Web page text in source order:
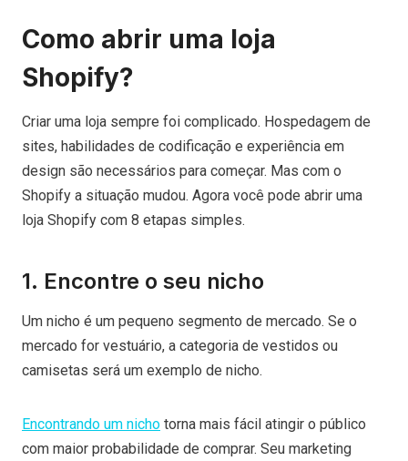
Como abrir uma loja
Shopify?
Criar uma loja sempre foi complicado. Hospedagem de
sites, habilidades de codificação e experiência em
design são necessários para começar. Mas com o
Shopify a situação mudou. Agora você pode abrir uma
loja Shopify com 8 etapas simples.
1. Encontre o seu nicho
Um nicho é um pequeno segmento de mercado. Se o
mercado for vestuário, a categoria de vestidos ou
camisetas será um exemplo de nicho.
Encontrando um nicho torna mais fácil atingir o público
com maior probabilidade de comprar. Seu marketing